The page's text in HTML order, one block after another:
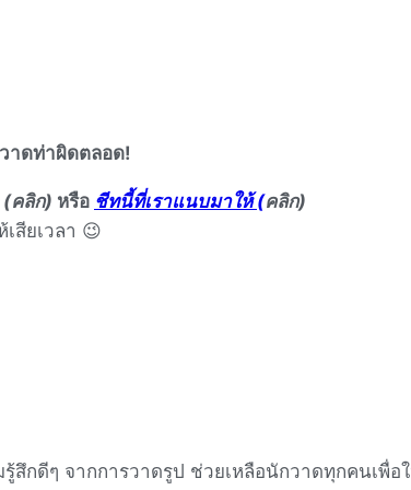
าดท่าผิดตลอด!
(คลิก) หรือ ชีทนี้ที่เราแนบมาให้ (คลิก)
สียเวลา 😉
กดีๆ จากการวาดรูป ช่วยเหลือนักวาดทุกคนเพื่อ